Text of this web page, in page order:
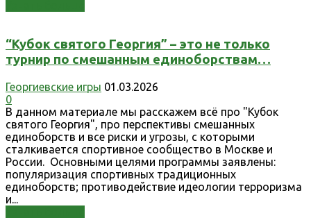
“Кубок святого Георгия” – это не только
турнир по смешанным единоборствам…
Георгиевские игры 01.03.2026
0
В данном материале мы расскажем всё про "Кубок
святого Георгия", про перспективы смешанных
единоборств и все риски и угрозы, с которыми
сталкивается спортивное сообщество в Москве и
России. Основными целями программы заявлены:
популяризация спортивных традиционных
единоборств; противодействие идеологии терроризма
и...